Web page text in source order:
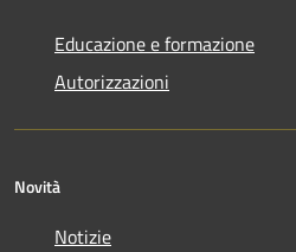
Educazione e formazione
Autorizzazioni
Novità
Notizie